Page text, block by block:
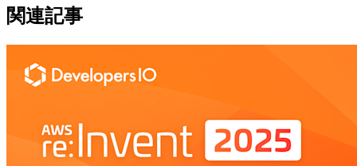
関連記事